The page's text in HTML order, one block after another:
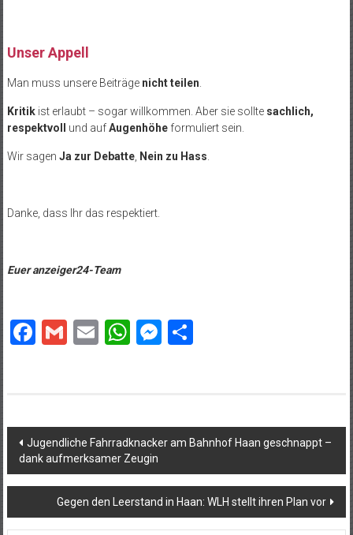
Unser Appell
Man muss unsere Beiträge nicht teilen
Kritikist erlaubt – sogar willkommen. Aber sie sollte sachlich,
respektvoll
und aufAugenhöheformuliert sein.
Wir sagen Ja zur Debatte, Nein zu Hass
Danke, dass Ihr das respektiert.
Euer anzeiger24-Team
Facebook
Gmail
EmailWhatsApp
Messenger
Teilen
Beitragsnavigation
Jugendliche Fahrradknacker am Bahnhof Haan geschnappt –
dank aufmerksamer Zeugin
Gegen den Leerstand in Haan: WLH stellt ihren Plan vor